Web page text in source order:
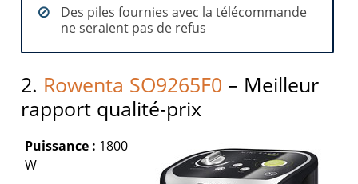
Des piles fournies avec la télécommande
ne seraient pas de refus
2. Rowenta SO9265F0 – Meilleur
rapport qualité-prix
Puissance : 1800
W